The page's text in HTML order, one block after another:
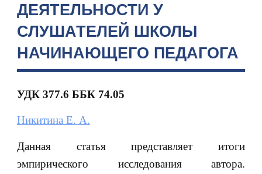
ДЕЯТЕЛЬНОСТИ У
СЛУШАТЕЛЕЙ ШКОЛЫ
НАЧИНАЮЩЕГО ПЕДАГОГА
УДК 377.6 ББК 74.05
Никитина Е. А.
Данная статья представляет итоги
эмпирического исследования автора.